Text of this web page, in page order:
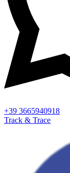
+39 3665940918
Track & Trace